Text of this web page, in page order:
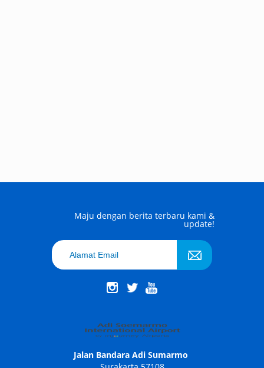
Maju dengan berita terbaru kami &
update!
Jalan Bandara Adi Sumarmo